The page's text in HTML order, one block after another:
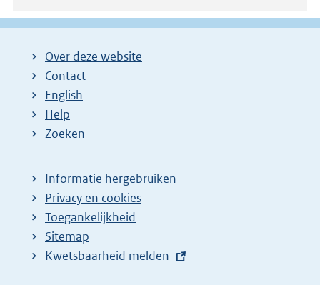
Over deze website
Contact
English
Help
Zoeken
Informatie hergebruiken
Privacy en cookies
Toegankelijkheid
Sitemap
E
Kwetsbaarheid melden